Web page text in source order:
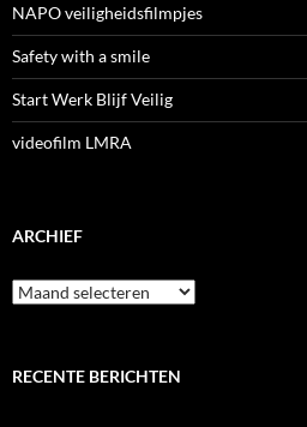
NAPO veiligheidsfilmpjes
Safety with a smile
Start Werk Blijf Veilig
videofilm LMRA
ARCHIEF
Archief
RECENTE BERICHTEN